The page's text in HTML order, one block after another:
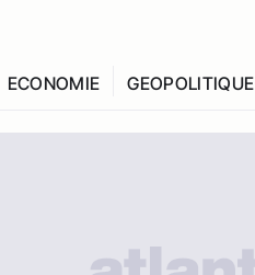
ECONOMIE GEOPOLITIQUE